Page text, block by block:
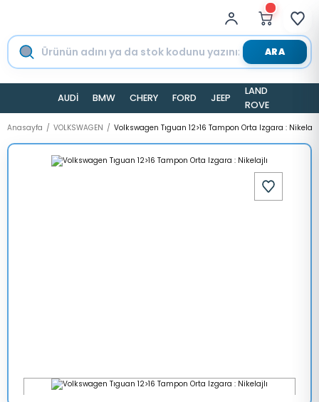
ARA
AUDİ BMW CHERY FORD JEEP
LAND
ROVER
Anasayfa VOLKSWAGEN Volkswagen Tıguan 12>16 Tampon Orta Izgara : Nikelajlı